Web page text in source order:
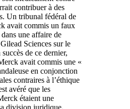
contribuer à des
Un tribunal fédéral de
avait commis un faux
une affaire de
Sciences sur le
de ce dernier,
avait commis une «
en conjonction
contraires à l’éthique
avéré que les
étaient une
division juridique.